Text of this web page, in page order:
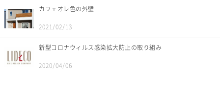
カフェオレ色の外壁
2021/02/13
新型コロナウィルス感染拡大防止の取り組み
2020/04/06